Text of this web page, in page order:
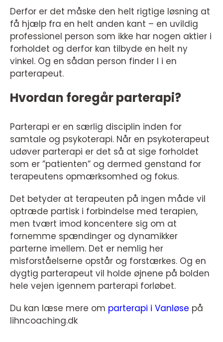
Derfor er det måske den helt rigtige løsning at
få hjælp fra en helt anden kant – en uvildig
professionel person som ikke har nogen aktier i
forholdet og derfor kan tilbyde en helt ny
vinkel. Og en sådan person finder I i en
parterapeut.
Hvordan foregår parterapi?
Parterapi er en særlig disciplin inden for
samtale og psykoterapi. Når en psykoterapeut
udøver parterapi er det så at sige forholdet
som er ”patienten” og dermed genstand for
terapeutens opmærksomhed og fokus.
Det betyder at terapeuten på ingen måde vil
optræde partisk i forbindelse med terapien,
men tvært imod koncentere sig om at
fornemme spændinger og dynamikker
parterne imellem. Det er nemlig her
misforståelserne opstår og forstærkes. Og en
dygtig parterapeut vil holde øjnene på bolden
hele vejen igennem parterapi forløbet.
Du kan læse mere om parterapi i Vanløse på
lihncoaching.dk